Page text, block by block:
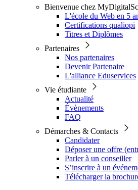
Bienvenue chez
L'école du Web en 5
Certifications qualiopi
Titres et Diplômes
Partenaires
Nos partenaires
Devenir Partenaire
L'alliance Eduservices
Vie étudiante
Actualité
Évènements
FAQ
Démarches & Contacts
Candidater
Déposer une offre
Parler à un conseiller
S’inscrire à un
Télécharger la